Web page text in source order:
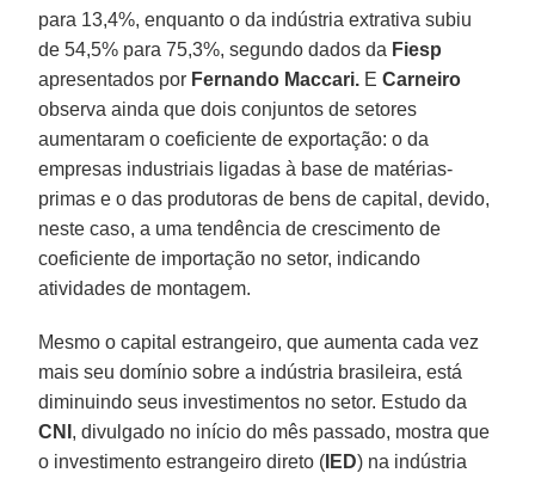
para 13,4%, enquanto o da indústria extrativa subiu
de 54,5% para 75,3%, segundo dados da Fiesp
apresentados por Fernando Maccari. ECarneiro
observa ainda que dois conjuntos de setores
aumentaram o coeficiente de exportação: o da
empresas industriais ligadas à base de matérias-
primas e o das produtoras de bens de capital, devido,
neste caso, a uma tendência de crescimento de
coeficiente de importação no setor, indicando
atividades de montagem.
Mesmo o capital estrangeiro, que aumenta cada vez
mais seu domínio sobre a indústria brasileira, está
diminuindo seus investimentos no setor. Estudo da
CNI , divulgado no início do mês passado, mostra que
o investimento estrangeiro direto ( IED) na indústria